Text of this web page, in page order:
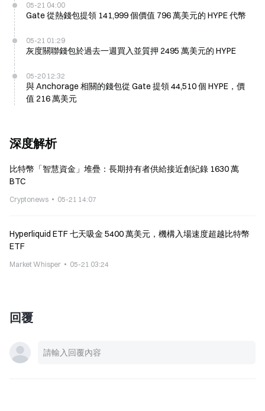
05-21 04:00
Gate 從熱錢包提領 141,999 個價值 796 萬美元的 HYPE 代幣
05-21 01:29
灰度關聯錢包於過去一週買入並質押 2495 萬美元的 HYPE
05-20 12:32
與 Anchorage 相關的錢包從 Gate 提領 44,510 個 HYPE，價
值 216 萬美元
深度解析
比特幣「智慧資金」堆疊：長期持有者供給接近創紀錄 1630 萬
BTC
Cryptonews 05-21 14:07
Hyperliquid ETF 七天吸金 5400 萬美元，機構入場速度超越比特幣
ETF
Market Whisper 05-21 03:24
回覆